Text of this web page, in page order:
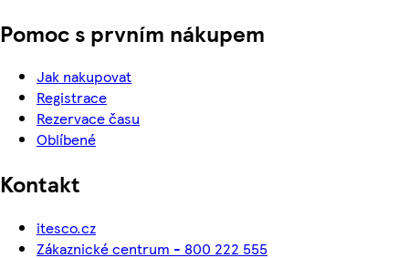
Pomoc s prvním nákupem
Jak nakupovat
Registrace
Rezervace času
Oblíbené
Kontakt
itesco.cz
Zákaznické centrum - 800 222 555